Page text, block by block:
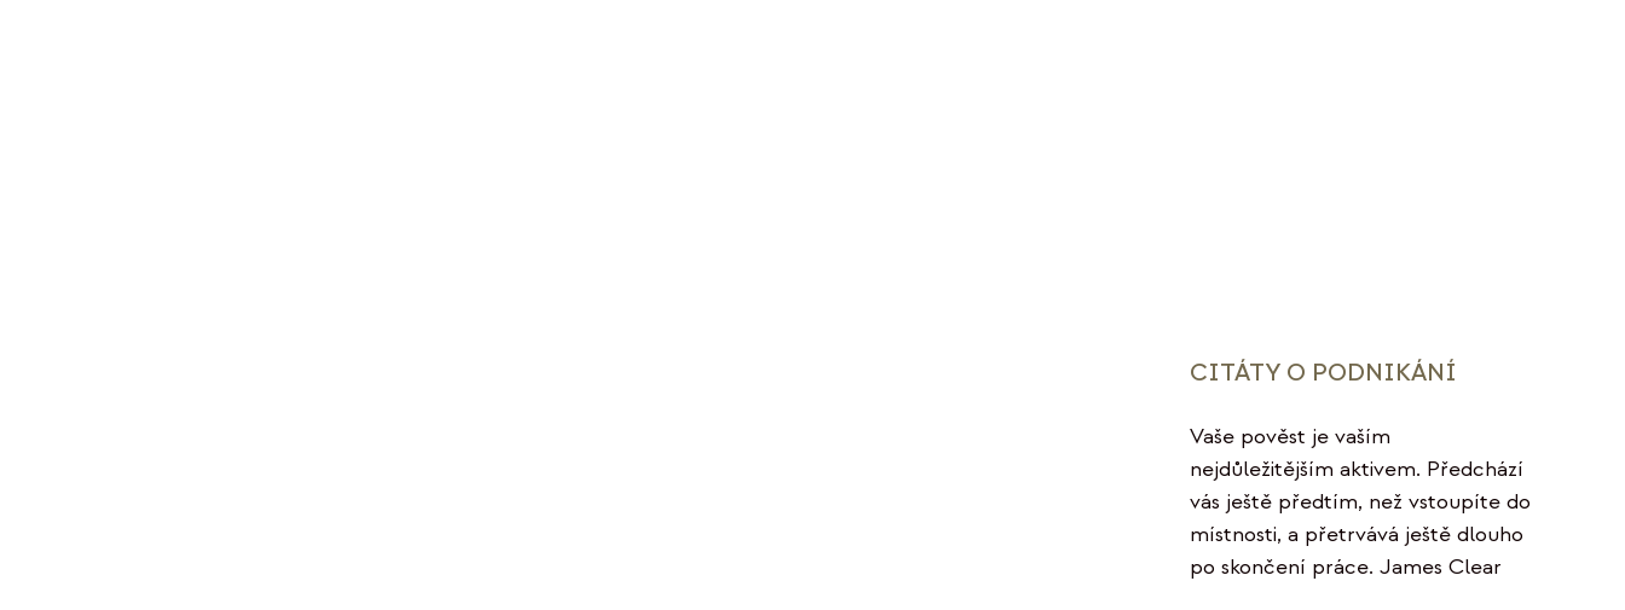
CITÁTY O PODNIKÁNÍ
Vaše pověst je vaším
nejdůležitějším aktivem. Předchází
vás ještě předtím, než vstoupíte do
místnosti, a přetrvává ještě dlouho
po skončení práce. James Clear